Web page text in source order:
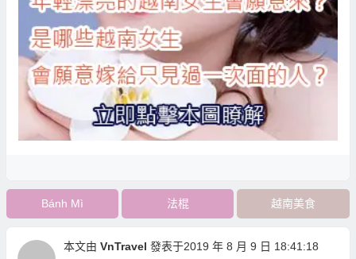
Bánh Mì 法棍 越南美食
本文由 VnTravel 發表于2019 年 8 月 9 日 18:41:18